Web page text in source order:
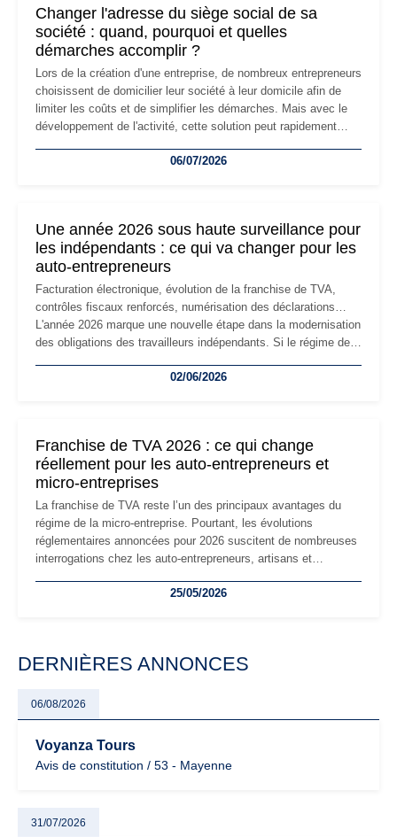
Changer l'adresse du siège social de sa
société : quand, pourquoi et quelles
démarches accomplir ?
Lors de la création d'une entreprise, de nombreux entrepreneurs
choisissent de domicilier leur société à leur domicile afin de
limiter les coûts et de simplifier les démarches. Mais avec le
développement de l'activité, cette solution peut rapidement
professionnels, recrutement, image de marque… Le
06/07/2026
Une année 2026 sous haute surveillance pour
les indépendants : ce qui va changer pour les
auto-entrepreneurs
Facturation électronique, évolution de la franchise de TVA,
contrôles fiscaux renforcés, numérisation des déclarations…
L'année 2026 marque une nouvelle étape dans la modernisation
des obligations des travailleurs indépendants. Si le régime de
les auto-entrepreneurs devront s'adapter à un environnement
02/06/2026
Franchise de TVA 2026 : ce qui change
réellement pour les auto-entrepreneurs et
micro-entreprises
La franchise de TVA reste l’un des principaux avantages du
régime de la micro-entreprise. Pourtant, les évolutions
réglementaires annoncées pour 2026 suscitent de nombreuses
interrogations chez les auto-entrepreneurs, artisans et
facturation ou risque de bascule vers la TVA : les règles
25/05/2026
DERNIÈRES ANNONCES
06/08/2026
Voyanza Tours
Avis de constitution / 53 - Mayenne
31/07/2026